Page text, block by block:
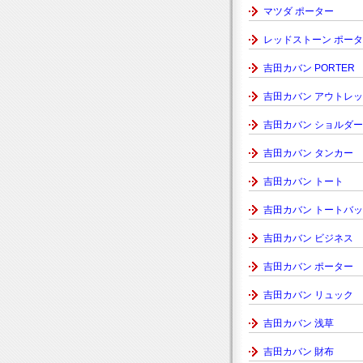
マツダ ポーター
レッドストーン ポー
吉田カバン PORTER
吉田カバン アウトレッ
吉田カバン ショルダー
吉田カバン タンカー
吉田カバン トート
吉田カバン トートバ
吉田カバン ビジネス
吉田カバン ポーター
吉田カバン リュック
吉田カバン 浅草
吉田カバン 財布